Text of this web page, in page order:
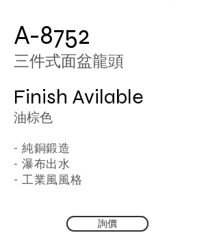
A-8752
三件式面盆龍頭
Finish Avilable
油棕色
- 純銅鍛造
- 瀑布出水
- 工業風風格
詢價